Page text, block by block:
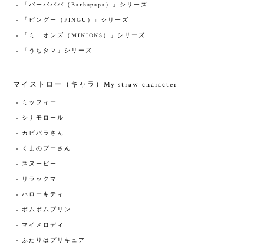
「バーバパパ（Barbapapa）」シリーズ
「ピングー（PINGU）」シリーズ
「ミニオンズ（MINIONS）」シリーズ
「うちタマ」シリーズ
マイストロー（キャラ）My straw character
ミッフィー
シナモロール
カピバラさん
くまのプーさん
スヌーピー
リラックマ
ハローキティ
ポムポムプリン
マイメロディ
ふたりはプリキュア